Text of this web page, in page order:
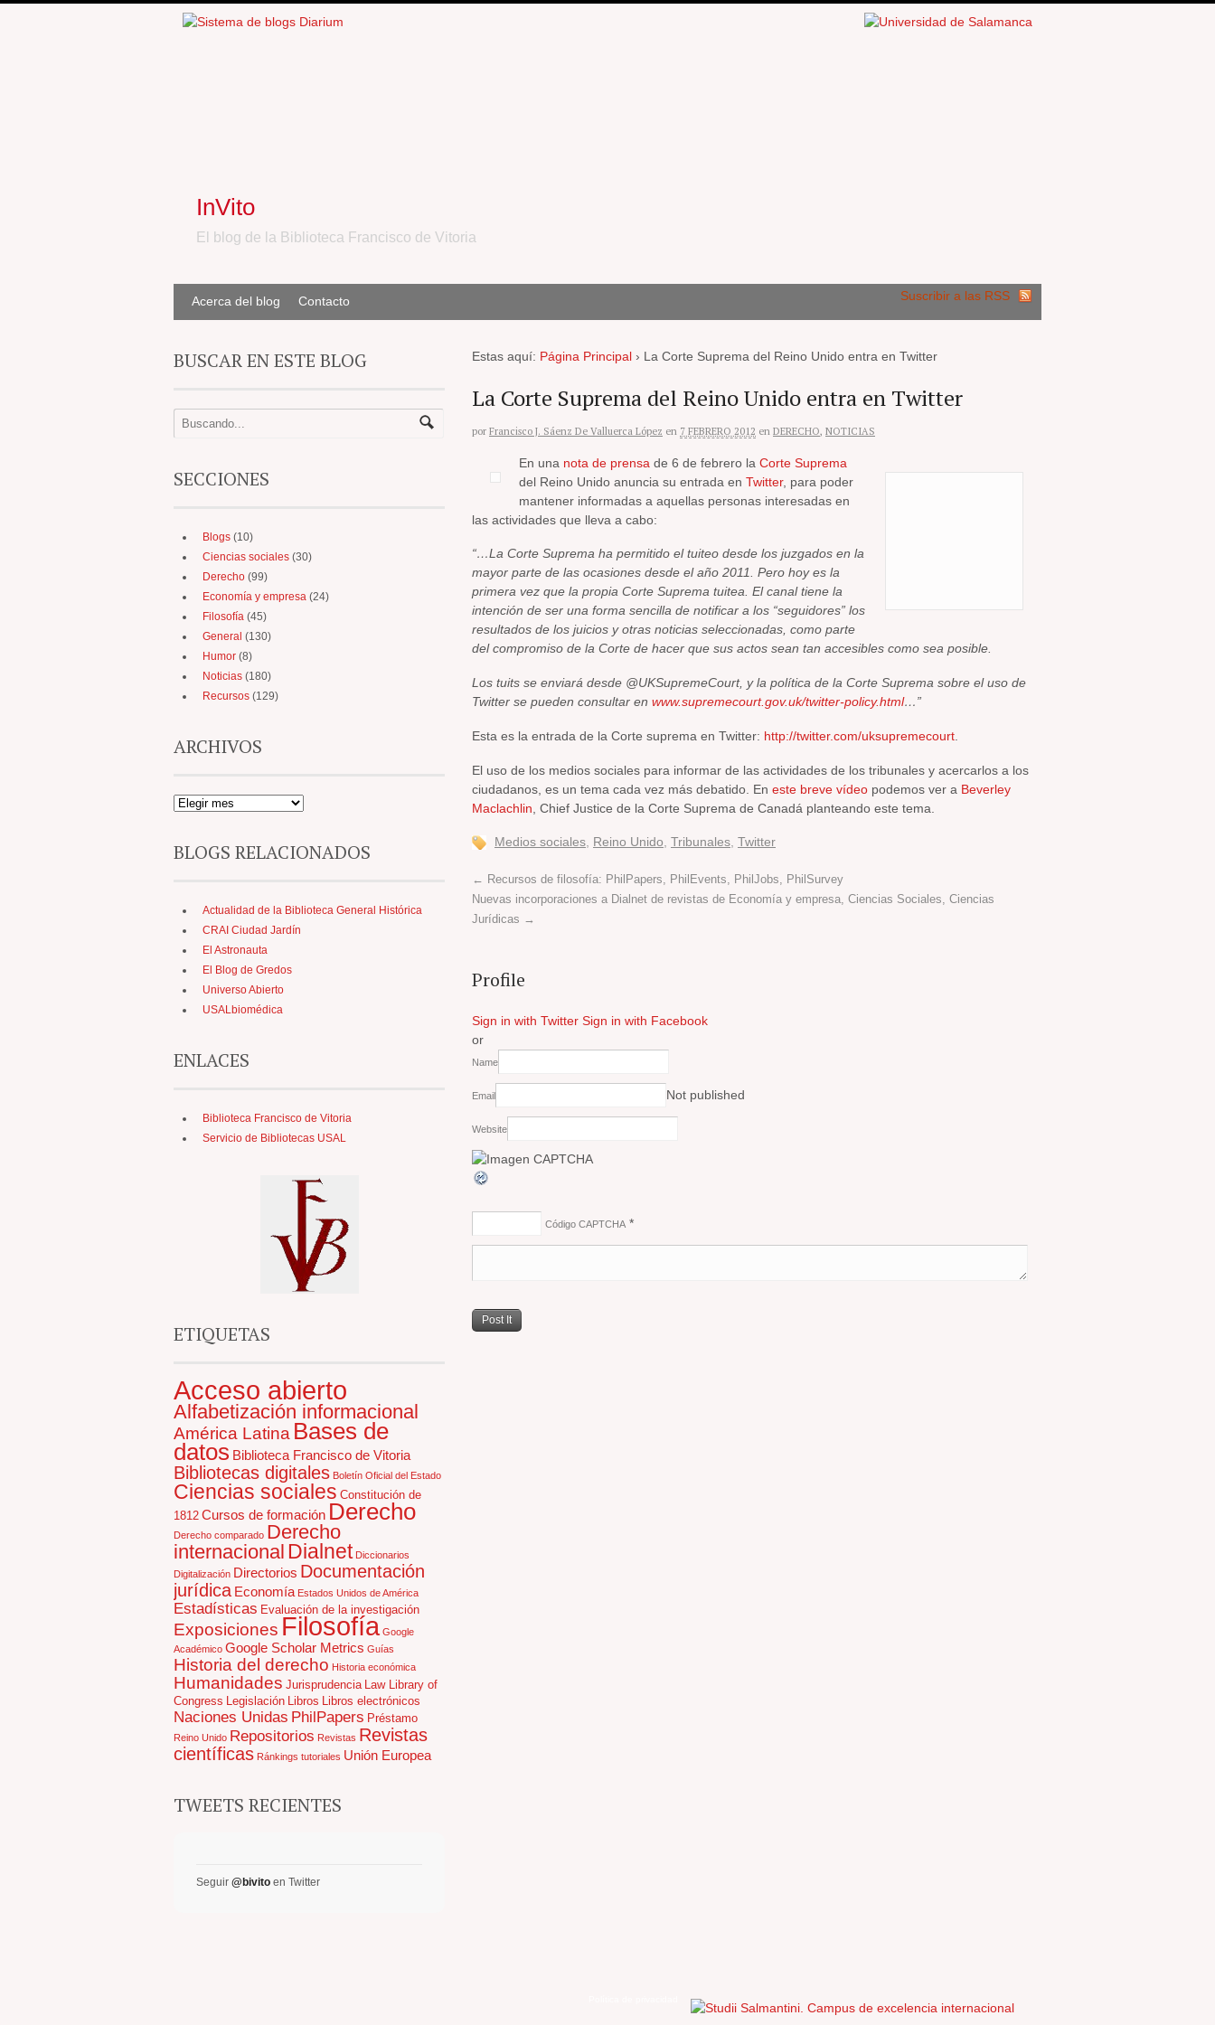
InVito
El blog de la Biblioteca Francisco de Vitoria
Suscribir a las RSS
Acerca del blog Contacto
Estas aquí: Página Principal › La Corte Suprema del Reino Unido entra en Twitter
La Corte Suprema del Reino Unido entra en Twitter
por Francisco J. Sáenz De Valluerca López en 7 FEBRERO 2012 en DERECHO, NOTICIAS
En una nota de prensa de 6 de febrero la Corte Suprema
del Reino Unido anuncia su entrada en Twitter, para poder
mantener informadas a aquellas personas interesadas en
las actividades que lleva a cabo:
“…La Corte Suprema ha permitido el tuiteo desde los juzgados en la
mayor parte de las ocasiones desde el año 2011. Pero hoy es la
primera vez que la propia Corte Suprema tuitea. El canal tiene la
intención de ser una forma sencilla de notificar a los “seguidores” los
resultados de los juicios y otras noticias seleccionadas, como parte
del compromiso de la Corte de hacer que sus actos sean tan accesibles como sea posible.
Los tuits se enviará desde @UKSupremeCourt, y la política de la Corte Suprema sobre el uso de
Twitter se pueden consultar en www.supremecourt.gov.uk/twitter-policy.html…”
Esta es la entrada de la Corte suprema en Twitter: http://twitter.com/uksupremecourt
El uso de los medios sociales para informar de las actividades de los tribunales y acercarlos a los
ciudadanos, es un tema cada vez más debatido. En este breve vídeo podemos ver a Beverley
Maclachlin , Chief Justice de la Corte Suprema de Canadá planteando este tema.
Medios sociales, Reino Unido, Tribunales, Twitter
← Recursos de filosofía: PhilPapers, PhilEvents, PhilJobs, PhilSurvey
Nuevas incorporaciones a Dialnet de revistas de Economía y empresa, Ciencias Sociales, Ciencias
Jurídicas →
Profile
Sign in with Twitter Sign in with Facebook
or
Name
Email Not published
Website
Código CAPTCHA *
BUSCAR EN ESTE BLOG
SECCIONES
Blogs (10)
Ciencias sociales (30)
Derecho (99)
Economía y empresa (24)
Filosofía (45)
General (130)
Humor (8)
Noticias (180)
Recursos (129)
ARCHIVOS
BLOGS RELACIONADOS
Actualidad de la Biblioteca General Histórica
CRAI Ciudad Jardín
El Astronauta
El Blog de Gredos
Universo Abierto
USALbiomédica
ENLACES
Biblioteca Francisco de Vitoria
Servicio de Bibliotecas USAL
ETIQUETAS
Acceso abierto
Alfabetización informacional
América Latina Bases de
datos Biblioteca Francisco de Vitoria
Bibliotecas digitales Boletín Oficial del Estado
Ciencias sociales Constitución de
1812 Cursos de formación Derecho
Derecho comparado Derecho
internacional Dialnet Diccionarios
Digitalización Directorios Documentación
jurídica Economía Estados Unidos de América
Estadísticas Evaluación de la investigación
Exposiciones Filosofía Google
Académico Google Scholar Metrics Guías
Historia del derecho Historia económica
Humanidades Jurisprudencia Law Library of
Congress Legislación Libros Libros electrónicos
Naciones Unidas PhilPapers Préstamo
Reino Unido Repositorios Revistas Revistas
científicas Ránkings tutoriales Unión Europea
TWEETS RECIENTES
Seguir @bivito en Twitter